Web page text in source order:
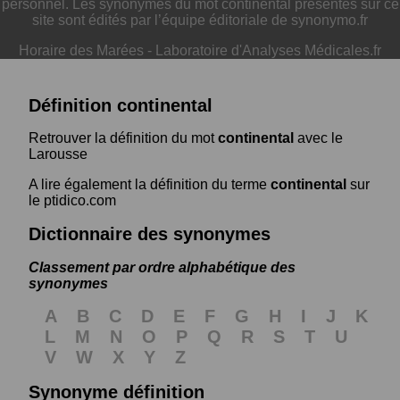
personnel. Les synonymes du mot continental présentés sur ce
site sont édités par l’équipe éditoriale de synonymo.fr
Horaire des Marées - Laboratoire d'Analyses Médicales.fr
Définition continental
Retrouver la définition du motcontinental avec le
Larousse
A lire également la définition du terme continental sur
le ptidico.com
Dictionnaire des synonymes
Classement par ordre alphabétique des
synonymes
A B C D E F G H I J
K
L
M N O P Q R S T
U
V
W X Y
Z
Synonyme définition